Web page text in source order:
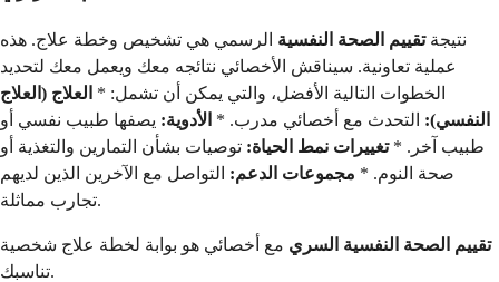
نتيجةتقييم الصحة النفسية الرسمي هي تشخيص وخطة علاج. هذه
عملية تعاونية. سيناقش الأخصائي نتائجه معك ويعمل معك لتحديد
الخطوات التالية الأفضل، والتي يمكن أن تشمل: * العلاج (العلاج
النفسي): التحدث مع أخصائي مدرب. * الأدوية: يصفها طبيب نفسي أو
طبيب آخر. *تغييرات نمط الحياة: توصيات بشأن التمارين والتغذية أو
صحة النوم. * مجموعات الدعم: التواصل مع الآخرين الذين لديهم
تجارب مماثلة.
تقييم الصحة النفسية السري مع أخصائي هو بوابة لخطة علاج شخصية
تناسبك.